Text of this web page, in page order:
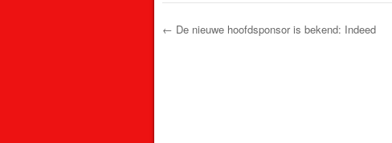
← De nieuwe hoofdsponsor is bekend: Indeed